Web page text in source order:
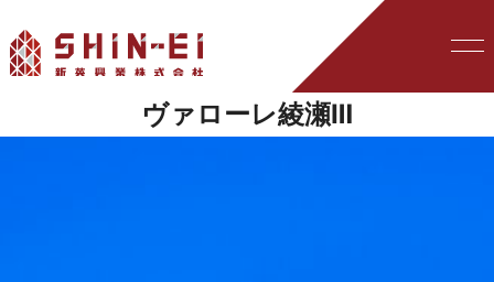
ヴァローレ綾瀬Ⅲ